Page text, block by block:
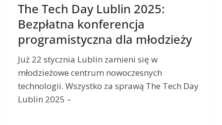
The Tech Day Lublin 2025:
Bezpłatna konferencja
programistyczna dla młodzieży
Już 22 stycznia Lublin zamieni się w
młodzieżowe centrum nowoczesnych
technologii. Wszystko za sprawą The Tech Day
Lublin 2025 –